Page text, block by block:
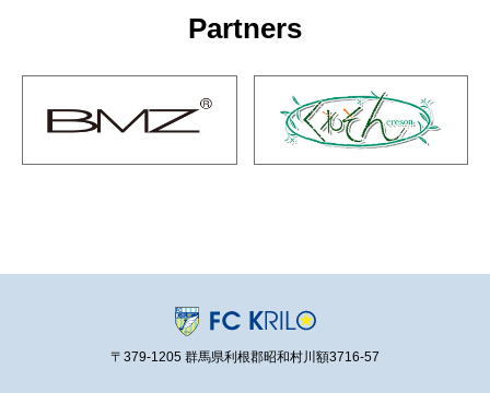
Partners
〒379-1205 群馬県利根郡昭和村川額3716-57